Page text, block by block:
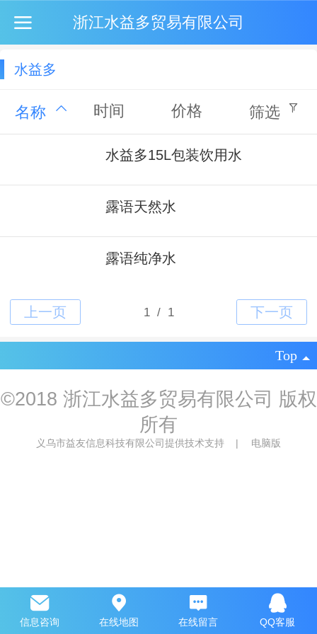
浙江水益多贸易有限公司
水益多
名称 时间 价格 筛选
水益多15L包装饮用水
露语天然水
露语纯净水
Top
©2018 浙江水益多贸易有限公司 版权
所有
义乌市益友信息科技有限公司提供技术支持 | 电脑版
信息咨询 在线地图 在线留言 QQ客服